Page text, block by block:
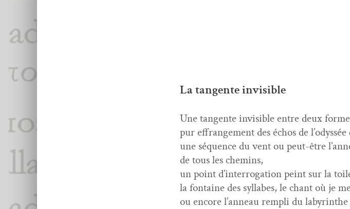
La tangente invisible
Une tan­gente invis­i­ble entre deux
pur effrange­ment des échos de
une séquence du vent ou peut-être
de tous les chemins,
un point d’interrogation peint sur la
la fontaine des syl­labes, le chant où je
ou encore l’anneau rem­pli du